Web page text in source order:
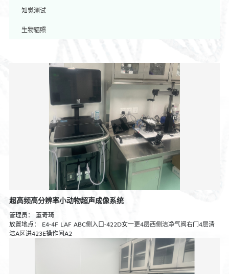
知觉测试
生物辐照
超高频高分辨率小动物超声成像系统
管理员： 董奇琦
放置地点： E4-4F LAF ABC侧入口-422D女一更4层西侧洁净气阀右门4层清
洁A区进423E操作间A2